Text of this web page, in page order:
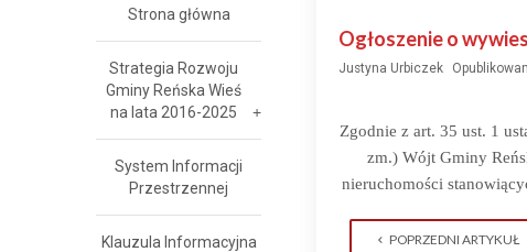
Ogłoszenie o
Justyna Urbiczek
Zgodnie z art. 35 ust. 1
zm.) Wójt Gminy
nieruchomości
POPRZEDNI ARTYKUŁ
Strona główna
Strategia Rozwoju
Gminy Reńska Wieś
na lata 2016-2025
System Informacji
Przestrzennej
Klauzula Informacyjna